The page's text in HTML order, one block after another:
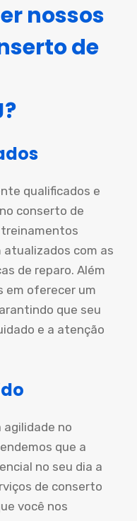
nossos
de
qualificados e
conserto de
treinamentos
com as
de reparo. Além
em oferecer um
que seu
e a atenção
agilidade no
que a
no seu dia a
de conserto
você nos